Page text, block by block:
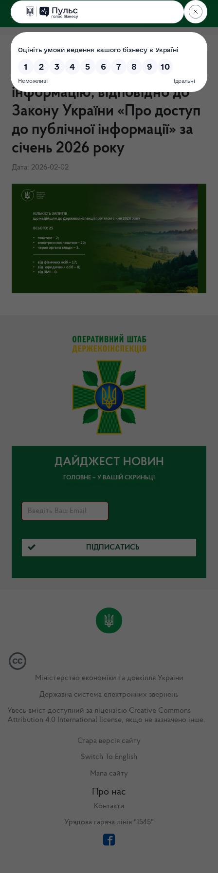
ДЕРЖЕКОІНСПЕКЦІЯ
Звіт про надходження до
Держекоінспекції запитів на
інформацію, відповідно до
Закону України «Про доступ
до публічної інформації» за
січень 2026 року
Дата: 2026-02-02
ДАЙДЖЕСТ НОВИН
ГОЛОВНЕ – У ВАШІЙ СКРИНЬЦІ
ПІДПИСАТИСЬ
Міністерство економіки та довкілля України
Державна система електронних звернень
Увесь вміст доступний за ліцензією Creative Commons
Attribution 4.0 International license, якщо не зазначено інше.
Стара версія сайту
Switch To English
Мапа сайту
Про нас
Контакти
Урядова гаряча лінія "1545"